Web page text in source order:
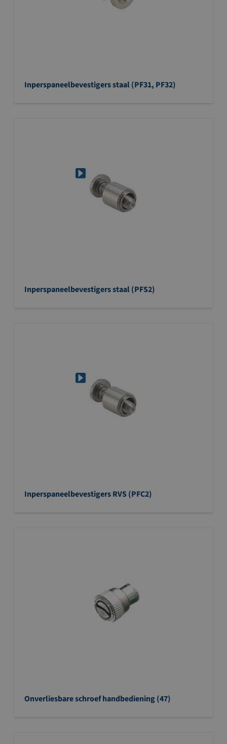
Inperspaneelbevestigers staal (PF31, PF32)
Inperspaneelbevestigers staal (PFS2)
Inperspaneelbevestigers RVS (PFC2)
Onverliesbare schroef handbediening (47)